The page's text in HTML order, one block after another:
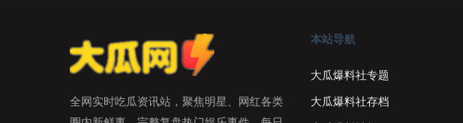
全网实时吃瓜资讯站，聚焦明星、网红各类
本站导航
大瓜爆料社专题
大瓜爆料社存档